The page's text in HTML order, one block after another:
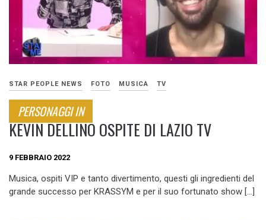
STAR PEOPLE NEWS FOTO MUSICA TV
PERSONAGGI IN
KEVIN DELLINO OSPITE DI LAZIO TV
9 FEBBRAIO 2022
Musica, ospiti VIP e tanto divertimento, questi gli ingredienti del
grande successo per KRASSYM e per il suo fortunato show […]